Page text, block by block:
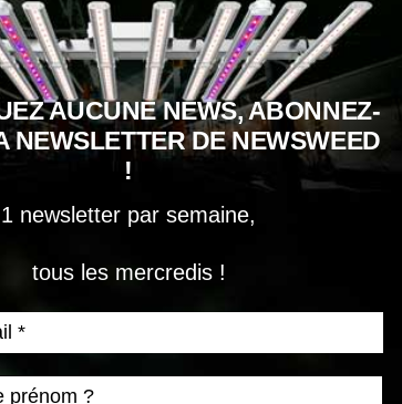
AUCUNE NEWS, ABONNEZ-
NEWSLETTER DE NEWSWEED
!
1 newsletter par semaine,
tous les mercredis !